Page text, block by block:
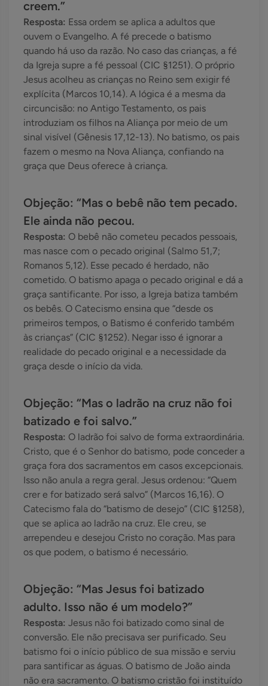
creem.”
Resposta: Essa ordem se aplica a adultos que
ouvem o Evangelho. A fé precede o batismo
quando há uso da razão. No caso das crianças, a fé
da Igreja supre a fé pessoal (CIC §1251). O próprio
Jesus acolheu as crianças no Reino sem exigir fé
explícita (Marcos 10,14). A lógica é a mesma da
circuncisão: no Antigo Testamento, os pais
introduziam os filhos na Aliança por meio de um
sinal visível (Gênesis 17,12-13). No batismo, os pais
fazem o mesmo na Nova Aliança, confiando na
graça que Deus oferece à criança.
Objeção: “Mas o bebê não tem pecado.
Ele ainda não pecou.
Resposta: O bebê não cometeu pecados pessoais,
mas nasce com o pecado original (Salmo 51,7;
Romanos 5,12). Esse pecado é herdado, não
cometido. O batismo apaga o pecado original e dá a
graça santificante. Por isso, a Igreja batiza também
os bebês. O Catecismo ensina que “desde os
primeiros tempos, o Batismo é conferido também
às crianças” (CIC §1252). Negar isso é ignorar a
realidade do pecado original e a necessidade da
graça desde o início da vida.
Objeção: “Mas o ladrão na cruz não foi
batizado e foi salvo.”
Resposta: O ladrão foi salvo de forma extraordinária.
Cristo, que é o Senhor do batismo, pode conceder a
graça fora dos sacramentos em casos excepcionais.
Isso não anula a regra geral. Jesus ordenou: “Quem
crer e for batizado será salvo” (Marcos 16,16). O
Catecismo fala do “batismo de desejo” (CIC §1258),
que se aplica ao ladrão na cruz. Ele creu, se
arrependeu e desejou Cristo no coração. Mas para
os que podem, o batismo é necessário.
Objeção: “Mas Jesus foi batizado
adulto. Isso não é um modelo?”
Resposta: Jesus não foi batizado como sinal de
conversão. Ele não precisava ser purificado. Seu
batismo foi o início público de sua missão e serviu
para santificar as águas. O batismo de João ainda
não era sacramento. O batismo cristão foi instituído